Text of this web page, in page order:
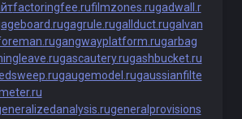
factoringfee.rufilmzones.rugadwall.r
gagrule.rugallduct.rugalvan
gangwayplatform.rugarbag
gascautery.rugashbucket.ru
gaugemodel.rugaussianfilte
generalprovisions